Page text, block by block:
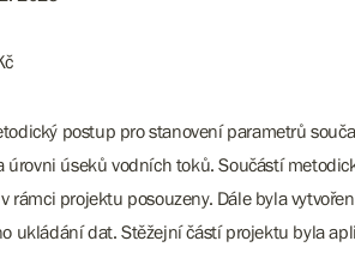
postup pro stanovení parametrů
úrovni úseků vodních toků. Součástí
rámci projektu posouzeny. Dále byla
ukládání dat. Stěžejní částí projektu byla